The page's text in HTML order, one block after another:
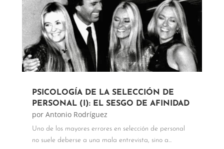
PSICOLOGÍA DE LA SELECCIÓN DE
PERSONAL (I): EL SESGO DE AFINIDAD
por Antonio Rodríguez
Uno de los mayores errores en selección de personal
no suele deberse a una mala entrevista, sino a...